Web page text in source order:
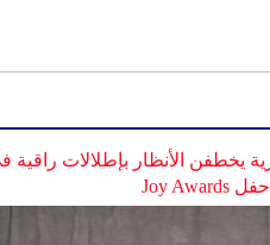
يخطفن الأنظار بإطلالات راقية
حفل Joy Awards